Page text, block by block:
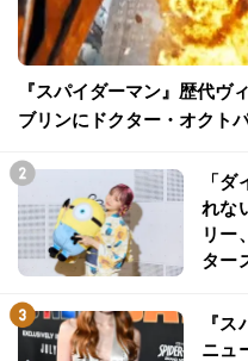
『スパイダーマン』歴代ヴ
ブリンにドクター・オクト
「
れな
リー
ター
『
ニュ